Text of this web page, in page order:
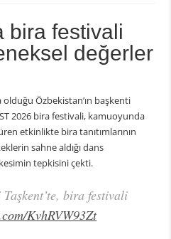
bira festivali
değerler
Özbekistan’ın başkenti
2026 bira festivali, kamuoyunda
etkinlikte bira tanıtımlarının
sahne aldığı dans
tepkisini çekti.
Taşkent’te, bira festivali
KvhRVW93Zt